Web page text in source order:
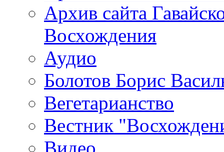
Архив сайта
Восхождения
Аудио
Болотов Борис
Вегетарианство
Вестник
Видео